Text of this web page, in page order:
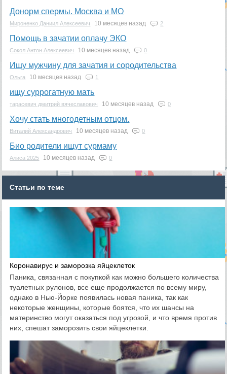
Донорм спермы. Москва и МО
Мироненко Даниил Алексеевич 10 месяцев назад 2
Помощь в зачатии оплачу ЭКО
Сокол Антон Алексеевич 10 месяцев назад 0
Ищу мужчину для зачатия и сородительства
Ольга 10 месяцев назад 1
ищу суррогатную мать
тарасевич дмитрий вячеславович 10 месяцев назад 0
Хочу стать многодетным отцом.
Виталий Александрович 10 месяцев назад 0
Био родители ищут сурмаму
Алиса 2025 10 месяцев назад 0
Статьи по теме
Коронавирус и заморозка яйцеклеток
Паника, связанная с покупкой как можно большего количества
туалетных рулонов, все еще продолжается по всему миру,
однако в Нью-Йорке появилась новая паника, так как
некоторые женщины, которые боятся, что их шансы на
материнство могут оказаться под угрозой, и что время против
них, спешат заморозить свои яйцеклетки.